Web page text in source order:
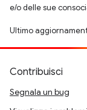
e/o delle sue
Ultimo
Contribuisci
Segnala un bug